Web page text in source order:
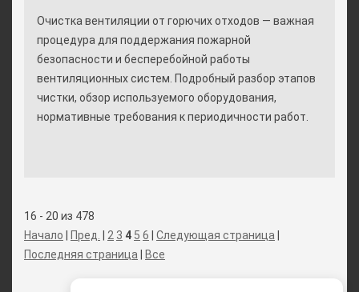
Очистка вентиляции от горючих отходов — важная
процедура для поддержания пожарной
безопасности и бесперебойной работы
вентиляционных систем. Подробный разбор этапов
чистки, обзор используемого оборудования,
нормативные требования к периодичности работ.
16 - 20 из 478
Начало
Пред. 2 3 4 5 6 Следующая страница
Последняя страница
Все